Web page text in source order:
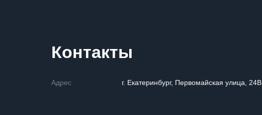
Контакты
Адрес г. Екатеринбург, Первомайская улица, 24В